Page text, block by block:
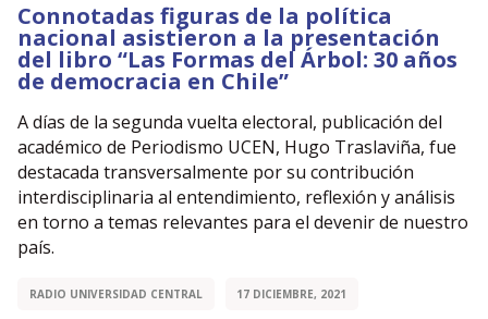
Connotadas figuras de la política
nacional asistieron a la presentación
del libro “Las Formas del Árbol: 30 años
de democracia en Chile”
A días de la segunda vuelta electoral, publicación del
académico de Periodismo UCEN, Hugo Traslaviña, fue
destacada transversalmente por su contribución
interdisciplinaria al entendimiento, reflexión y análisis
en torno a temas relevantes para el devenir de nuestro
país.
RADIO UNIVERSIDAD CENTRAL 17 DICIEMBRE, 2021